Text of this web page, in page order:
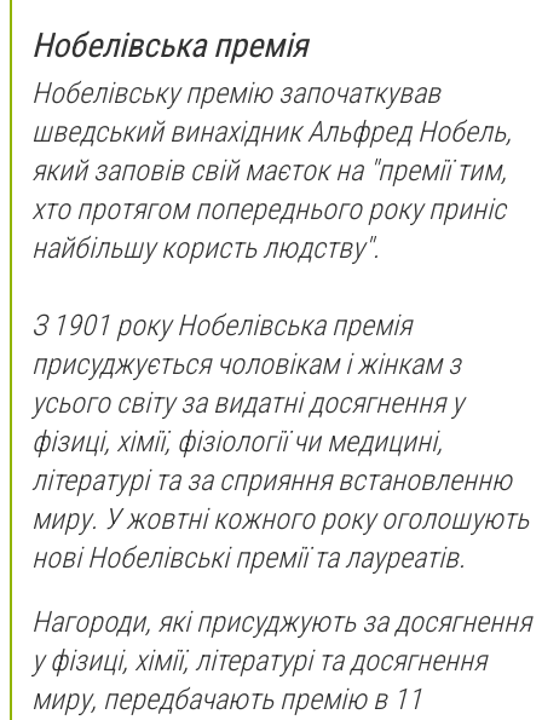
Нобелівська премія
Нобелівську премію започаткував
шведський винахідник Альфред Нобель,
який заповів свій маєток на "премії тим,
хто протягом попереднього року приніс
найбільшу користь людству".
З 1901 року Нобелівська премія
присуджується чоловікам і жінкам з
усього світу за видатні досягнення у
фізиці, хімії, фізіології чи медицині,
літературі та за сприяння встановленню
миру. У жовтні кожного року оголошують
нові Нобелівські премії та лауреатів.
Нагороди, які присуджують за досягнення
у фізиці, хімії, літературі та досягнення
миру, передбачають премію в 11